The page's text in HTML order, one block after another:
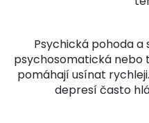
Psychická pohoda a
psychosomatická nebo
pomáhají usínat
depresí často